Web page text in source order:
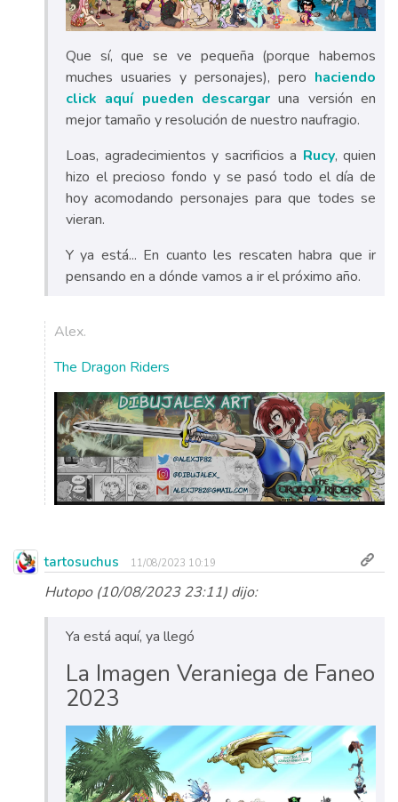
Que sí, que se ve pequeña (porque habemos
muches usuaries y personajes), pero haciendo
click aquí pueden descargar una versión en
mejor tamaño y resolución de nuestro naufragio.
Loas, agradecimientos y sacrificios a Rucy, quien
hizo el precioso fondo y se pasó todo el día de
hoy acomodando personajes para que todes se
vieran.
Y ya está... En cuanto les rescaten habra que ir
pensando en a dónde vamos a ir el próximo año.
Alex.
The Dragon Riders
tartosuchus 11/08/2023 10:19
Hutopo (10/08/2023 23:11) dijo:
Ya está aquí, ya llegó
La Imagen Veraniega de Faneo
2023